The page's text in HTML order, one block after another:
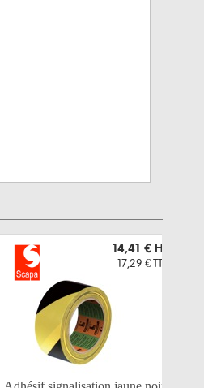
14,41 € HT
17,29 € TTC